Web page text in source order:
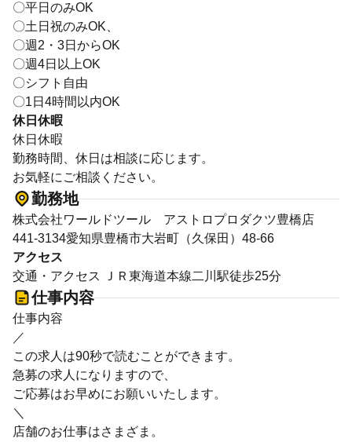
〇平日のみOK
〇土日祝のみOK、
〇週2・3日からOK
〇週4日以上OK
〇シフト自由
〇1日4時間以内OK
休日休暇
休日休暇
勤務時間、休日は相談に応じます。
お気軽にご相談ください。
勤務地
株式会社ワールドツール アストロプロダクツ豊橋店
441-3134愛知県豊橋市大岩町（久保田）48-66
アクセス
交通・アクセス ＪＲ東海道本線二川駅徒歩25分
仕事内容
仕事内容
／
この求人は90秒で読むことができます。
急募の求人になりますので、
ご応募はお早めにお願いいたします。
＼
店舗のお仕事はさまざま。